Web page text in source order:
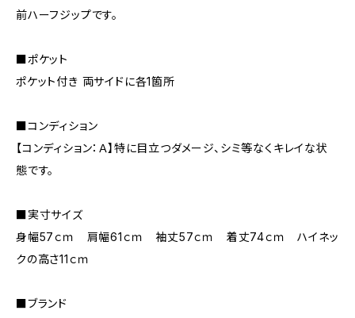
前ハーフジップです。
■ポケット
ポケット付き 両サイドに各1箇所
■コンディション
【コンディション：Ａ】特に目立つダメージ、シミ等なくキレイな状
態です。
■実寸サイズ
身幅57ｃｍ 肩幅61ｃｍ 袖丈57ｃｍ 着丈74ｃｍ ハイネッ
クの高さ11ｃｍ
■ブランド